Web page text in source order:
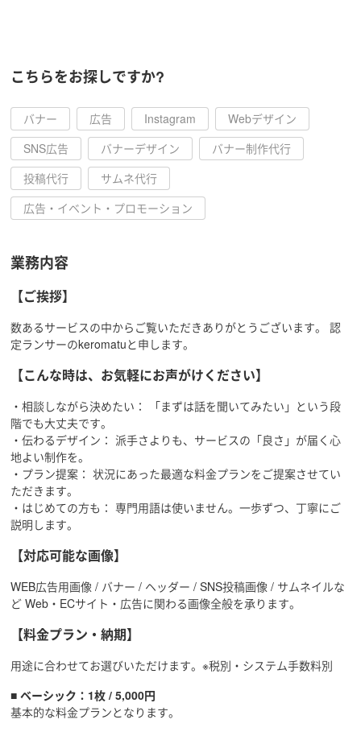
こちらをお探しですか?
バナー 広告 Instagram
Webデザイン
SNS広告
バナーデザイン
バナー制作代行
投稿代行
サムネ代行
広告・イベント・プロモーション
業務内容
【ご挨拶】
数あるサービスの中からご覧いただきありがとうございます。 認
定ランサーのkeromatuと申します。
【こんな時は、お気軽にお声がけください】
・相談しながら決めたい： 「まずは話を聞いてみたい」という段
階でも大丈夫です。
・伝わるデザイン： 派手さよりも、サービスの「良さ」が届く心
地よい制作を。
・プラン提案： 状況にあった最適な料金プランをご提案させてい
ただきます。
・はじめての方も： 専門用語は使いません。一歩ずつ、丁寧にご
説明します。
【対応可能な画像】
WEB広告用画像 / バナー / ヘッダー / SNS投稿画像 / サムネイルな
ど Web・ECサイト・広告に関わる画像全般を承ります。
【料金プラン・納期】
用途に合わせてお選びいただけます。※税別・システム手数料別
■ ベーシック：1枚 / 5,000円
基本的な料金プランとなります。